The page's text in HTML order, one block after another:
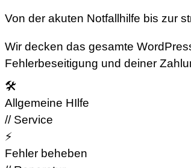
Von der akuten Notfallhilfe bis zur
Wir decken das gesamte
Fehlerbeseitigung und deiner
🛠
Allgemeine HIlfe
// Service
⚡
Fehler beheben